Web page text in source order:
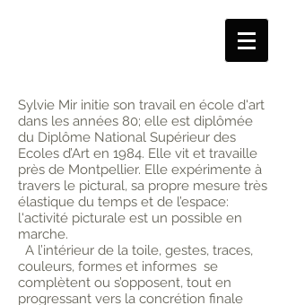
Sylvie Mir initie son travail en école d'art
dans les années 80; elle est diplômée
du Diplôme National Supérieur des
Ecoles d’Art en 1984. Elle vit et travaille
près de Montpellier. Elle expérimente à
travers le pictural, sa propre mesure très
élastique du temps et de l’espace:
l'activité picturale est un possible en
marche.
A l’intérieur de la toile, gestes, traces,
couleurs, formes et informes se
complètent ou s’opposent, tout en
progressant vers la concrétion finale